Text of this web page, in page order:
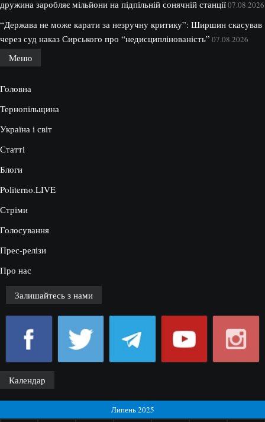
дружина заробляє мільйони на підпільній сонячній станції07.08.2026
“Держава не може карати за незручну критику”: Ширшин скасував
через суд наказ Сирського про “недисциплінованість” 07.08.2026
Меню
Головна
Тернопільщина
Україна і світ
Статті
Блоги
Politerno.LIVE
Стріми
Голосування
Прес-релізи
Про нас
Залишайтесь з нами
Календар
Липень 2025